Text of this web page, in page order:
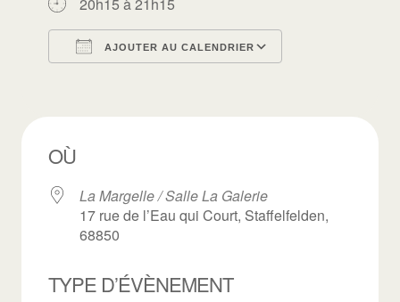
AJOUTER AU CALENDRIER
OÙ
La Margelle / Salle La Galerie
17 rue de l’Eau qui Court, Staffelfelden,
68850
TYPE D’ÉVÈNEMENT